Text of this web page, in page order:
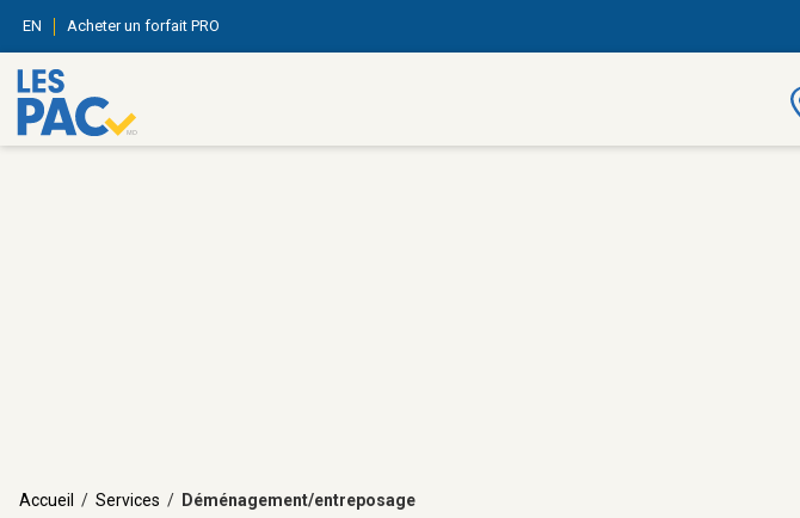
EN Acheter un forfait PRO
Accueil / Services / Déménagement/entreposage